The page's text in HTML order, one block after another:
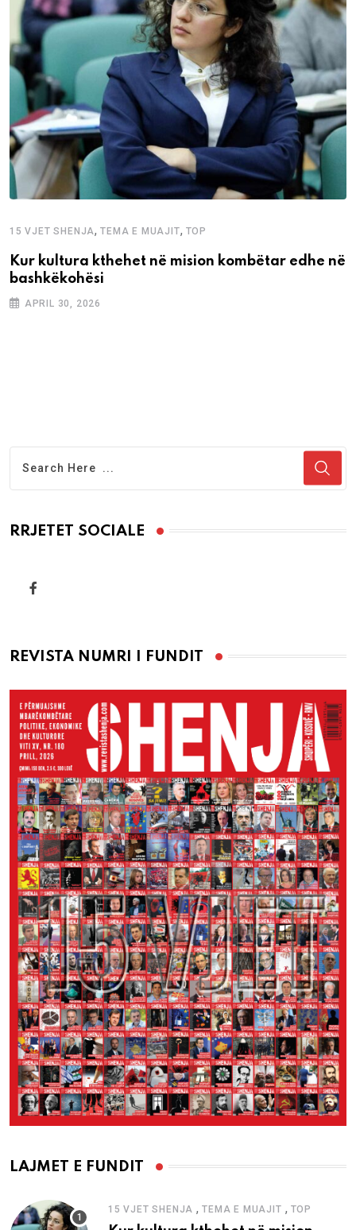
15 VJET SHENJA,TEMA E MUAJIT, TOP
Kur kultura kthehet në mision kombëtar edhe në
bashkëkohësi
APRIL 30, 2026
RRJETET SOCIALE
REVISTA NUMRI I FUNDIT
LAJMET E FUNDIT
15 VJET SHENJA ,TEMA E MUAJIT , TOP